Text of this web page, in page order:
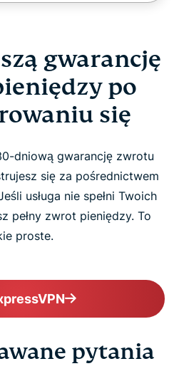
gwarancję
po
się
dniową gwarancję zwrotu
się za pośrednictwem
usługa nie spełni Twoich
pełny zwrot pieniędzy. To
proste.
pytania